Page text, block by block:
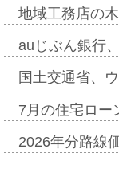
地域工務店の
auじぶん銀行
国土交通省、
7月の住宅ロ
2026年分路線